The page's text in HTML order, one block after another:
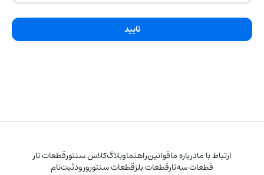
تایید
ارتباط با مادرباره ماقوانینراهنماوبلاگکلاس سنتورقطعات تار
قطعات سه‌تارقطعات بلزقطعات سنتورورودثبت‌نام